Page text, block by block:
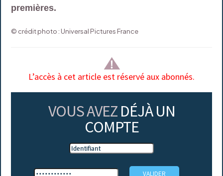
premières.
© crédit photo : Universal Pictures France
L’accès à cet article est réservé aux abonnés.
VOUS AVEZ DÉJÀ UN
COMPTE